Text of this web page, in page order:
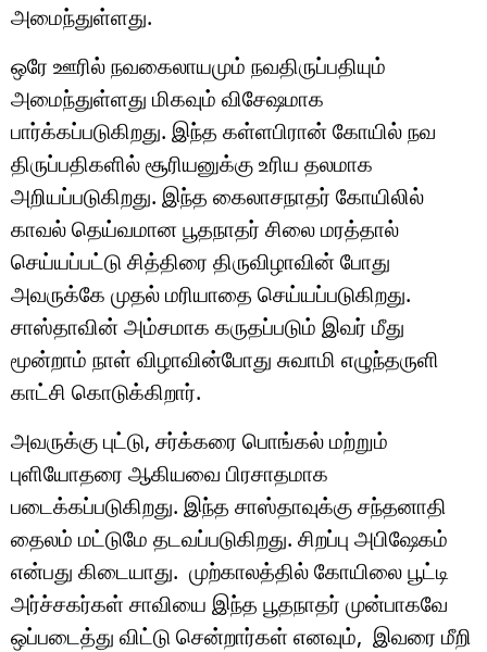
அமைந்துள்ளது.
ஒரே ஊரில் நவகைலாயமும் நவதிருப்பதியும்
அமைந்துள்ளது மிகவும் விசேஷமாக
பார்க்கப்படுகிறது. இந்த கள்ளபிரான் கோயில் நவ
திருப்பதிகளில் சூரியனுக்கு உரிய தலமாக
அறியப்படுகிறது. இந்த கைலாசநாதர் கோயிலில்
காவல் தெய்வமான பூதநாதர் சிலை மரத்தால்
செய்யப்பட்டு சித்திரை திருவிழாவின் போது
அவருக்கே முதல் மரியாதை செய்யப்படுகிறது.
சாஸ்தாவின் அம்சமாக கருதப்படும் இவர் மீது
மூன்றாம் நாள் விழாவின்போது சுவாமி எழுந்தருளி
காட்சி கொடுக்கிறார்.
அவருக்கு புட்டு, சர்க்கரை பொங்கல் மற்றும்
புளியோதரை ஆகியவை பிரசாதமாக
படைக்கப்படுகிறது. இந்த சாஸ்தாவுக்கு சந்தனாதி
தைலம் மட்டுமே தடவப்படுகிறது. சிறப்பு அபிஷேகம்
என்பது கிடையாது. முற்காலத்தில் கோயிலை பூட்டி
அர்ச்சகர்கள் சாவியை இந்த பூதநாதர் முன்பாகவே
ஒப்படைத்து விட்டு சென்றார்கள் எனவும், இவரை மீறி